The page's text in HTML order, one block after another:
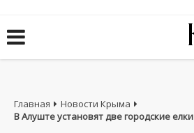
Главная
Новости Крыма
В Алуште установят две городские елки